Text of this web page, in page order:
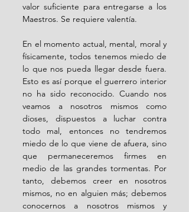
valor suficiente para entregarse a los
Maestros. Se requiere valentía.
En el momento actual, mental, moral y
físicamente, todos tenemos miedo de
lo que nos pueda llegar desde fuera.
Esto es así porque el guerrero interior
no ha sido reconocido. Cuando nos
veamos a nosotros mismos como
dioses, dispuestos a luchar contra
todo mal, entonces no tendremos
miedo de lo que viene de afuera, sino
que permaneceremos firmes en
medio de las grandes tormentas. Por
tanto, debemos creer en nosotros
mismos, no en alguien más; debemos
conocernos a nosotros mismos y